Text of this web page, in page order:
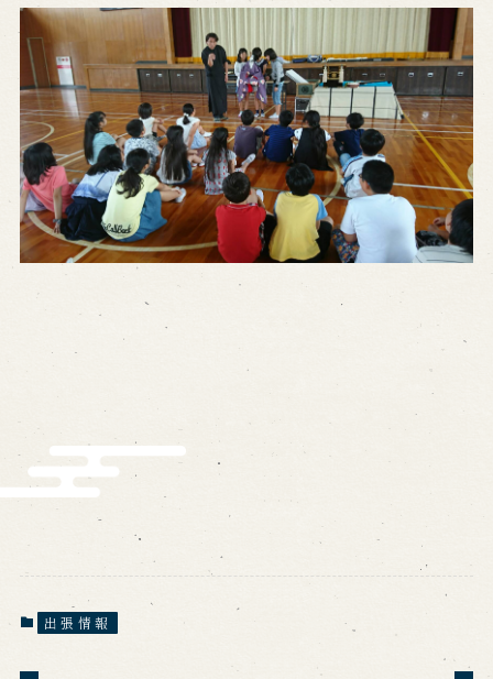
関連施設
通販サイトうずのくに
道の駅うずしお
うずの丘大鳴門橋記念館
出張情報